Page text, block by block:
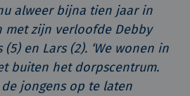
alweer bijna tien jaar in
met zijn verloofde Debby
en Lars (2). ‘We wonen in
buiten het dorpscentrum.
jongens op te laten